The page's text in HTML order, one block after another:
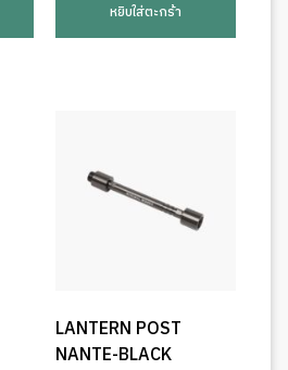
หยิบใส่ตะกร้า
LANTERN POST
NANTE-BLACK